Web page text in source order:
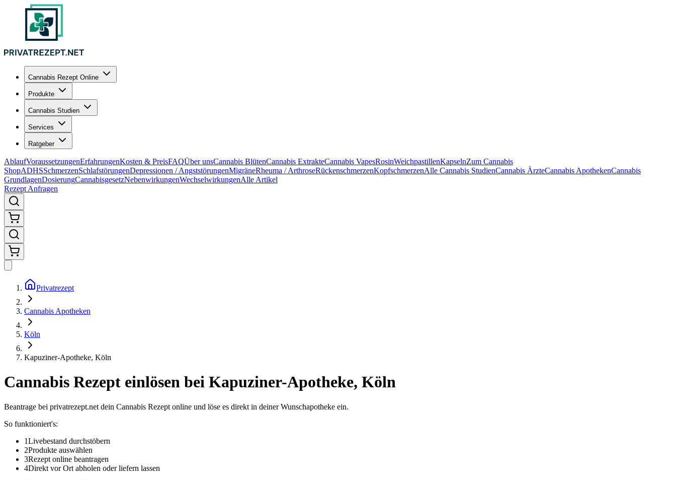
Cannabis Rezept Online
Produkte
Cannabis Studien
Services
Ratgeber
AblaufVoraussetzungenErfahrungenKosten & PreisFAQÜber unsCannabis BlütenCannabis ExtrakteCannabis VapesRosinWeichpastillenKapselnZum Cannabis
ShopADHSSchmerzenSchlafstörungenDepressionen / AngststörungenMigräneRheuma / ArthroseRückenschmerzenKopfschmerzenAlle Cannabis StudienCannabis ÄrzteCannabis ApothekenCannabis
GrundlagenDosierungCannabisgesetzNebenwirkungenWechselwirkungenAlle Artikel
Rezept Anfragen
Privatrezept
Cannabis Apotheken
Köln
Kapuziner-Apotheke, Köln
Cannabis Rezept einlösen bei Kapuziner-Apotheke, Köln
Beantrage bei privatrezept.net dein Cannabis Rezept online und löse es direkt in deiner Wunschapotheke ein.
So funktioniert's:
1Livebestand durchstöbern
2Produkte auswählen
3Rezept online beantragen
4Direkt vor Ort abholen oder liefern lassen